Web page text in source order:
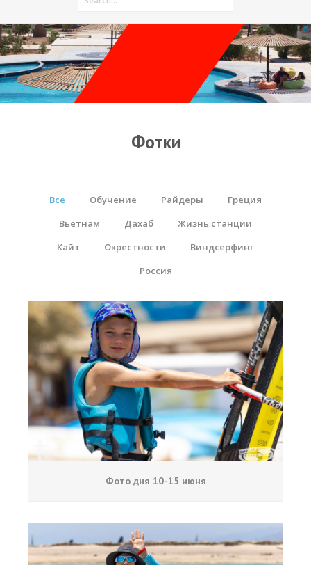
Как к нам добраться?
Оборудование
Дахаб
ВиндСерфКидс
Медиа архив
Фотки
Видео
Места катания
Наши Станции
Ветратория.Вьетнам
Цены
Обучение виндсерфингу
Фотки
Все Обучение Райдеры
Греция
Вьетнам
Дахаб
Жизнь станции
Кайт
Окрестности
Виндсерфинг
Россия
Фото дня 10-15 июня